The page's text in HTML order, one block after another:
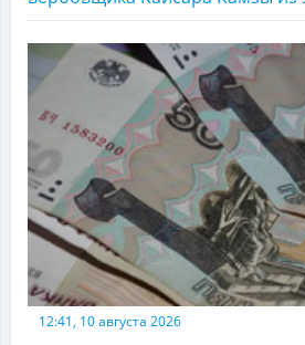
12:41, 10 августа 2026